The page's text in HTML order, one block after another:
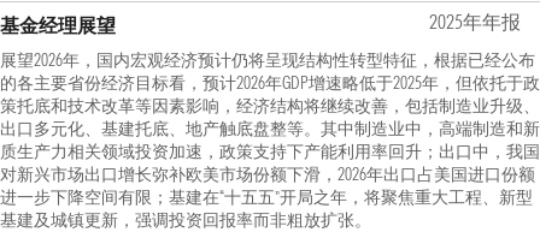
基金经理展望 2025年年报
展望2026年，国内宏观经济预计仍将呈现结构性转型特征，根据已经公布
的各主要省份经济目标看，预计2026年GDP增速略低于2025年，但依托于政
策托底和技术改革等因素影响，经济结构将继续改善，包括制造业升级、
出口多元化、基建托底、地产触底盘整等。其中制造业中，高端制造和新
质生产力相关领域投资加速，政策支持下产能利用率回升；出口中，我国
对新兴市场出口增长弥补欧美市场份额下滑，2026年出口占美国进口份额
进一步下降空间有限；基建在“十五五”开局之年，将聚焦重大工程、新型
基建及城镇更新，强调投资回报率而非粗放扩张。